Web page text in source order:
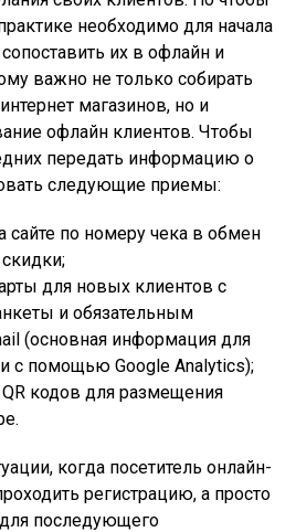
необходимо для начала
их в офлайн и
важно не только собирать
магазинов, но и
офлайн клиентов. Чтобы
передать информацию о
следующие приемы:
сайте по номеру чека в обмен
для новых клиентов с
и обязательным
(основная информация для
с помощью Google Analytics);
кодов для размещения
когда посетитель онлайн-
регистрацию, а просто
для последующего